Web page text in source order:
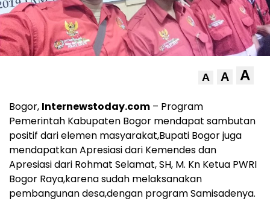
A A A
Bogor, Internewstoday.com – Program
Pemerintah Kabupaten Bogor mendapat sambutan
positif dari elemen masyarakat,Bupati Bogor juga
mendapatkan Apresiasi dari Kemendes dan
Apresiasi dari Rohmat Selamat, SH, M. Kn Ketua PWRI
Bogor Raya,karena sudah melaksanakan
pembangunan desa,dengan program Samisadenya.